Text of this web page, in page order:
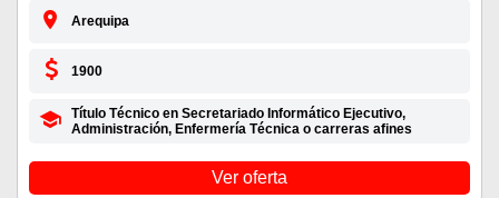
Arequipa
1900
Título Técnico en Secretariado Informático Ejecutivo,
Administración, Enfermería Técnica o carreras afines
Ver oferta